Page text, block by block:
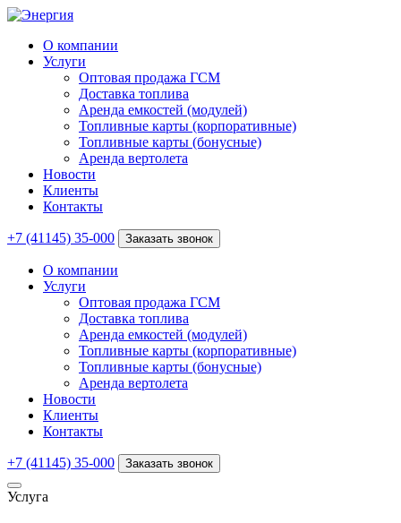
О компании
Услуги
Оптовая продажа ГСМ
Доставка топлива
Аренда емкостей (модулей)
Топливные карты (корпоративные)
Топливные карты (бонусные)
Аренда вертолета
Новости
Клиенты
Контакты
+7 (41145) 35-000 Заказать звонок
О компании
Услуги
Оптовая продажа ГСМ
Доставка топлива
Аренда емкостей (модулей)
Топливные карты (корпоративные)
Топливные карты (бонусные)
Аренда вертолета
Новости
Клиенты
Контакты
+7 (41145) 35-000 Заказать звонок
Услуга